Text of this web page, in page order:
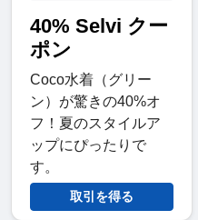
40% Selvi クー
ポン
Coco水着（グリー
ン）が驚きの40%オ
フ！夏のスタイルア
ップにぴったりで
す。
取引を得る